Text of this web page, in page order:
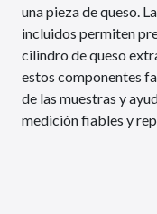
una pieza de queso.
incluidos permiten
cilindro de queso
estos componentes
de las muestras y
medición fiables y